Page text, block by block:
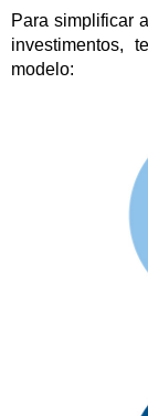
Para simplificar
investimentos,
modelo: